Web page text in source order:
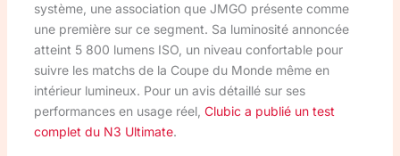
système, une association que JMGO présente comme
une première sur ce segment. Sa luminosité annoncée
atteint 5 800 lumens ISO, un niveau confortable pour
suivre les matchs de la Coupe du Monde même en
intérieur lumineux. Pour un avis détaillé sur ses
performances en usage réel, Clubic a publié un test
complet du N3 Ultimate.